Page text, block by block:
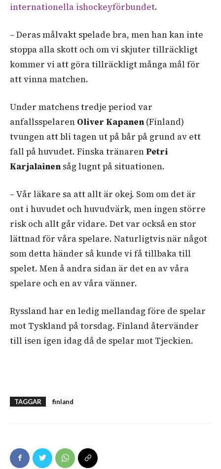
internationella ishockeyförbundet.
– Deras målvakt spelade bra, men han kan inte
stoppa alla skott och om vi skjuter tillräckligt
kommer vi att göra tillräckligt många mål för
att vinna matchen.
Under matchens tredje period var
anfallsspelaren Oliver Kapanen (Finland)
tvungen att bli tagen ut på bår på grund av ett
fall på huvudet. Finska tränarenPetri
Karjalainen såg lugnt på situationen.
– Vår läkare sa att allt är okej. Som om det är
ont i huvudet och huvudvärk, men ingen större
risk och allt går vidare. Det var också en stor
lättnad för våra spelare. Naturligtvis när något
som detta händer så kunde vi få tillbaka till
spelet. Men å andra sidan är det en av våra
spelare och en av våra vänner.
Ryssland har en ledig mellandag före de spelar
mot Tyskland på torsdag. Finland återvänder
till isen igen idag då de spelar mot Tjeckien.
TAGGAR finland